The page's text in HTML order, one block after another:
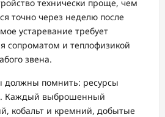
технически проще, чем
точно через неделю после
устаревание требует
сопроматом и теплофизикой
звена.
помнить: ресурсы
Каждый выброшенный
кобальт и кремний, добытые